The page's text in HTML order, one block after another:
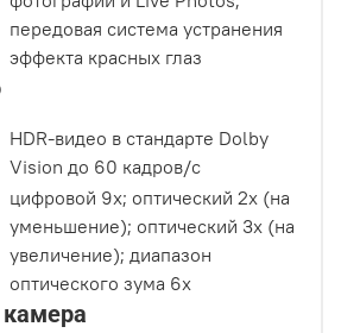
передовая система устранения
эффекта красных глаз
HDR‑видео в стандарте Dolby
Vision до 60 кадров/с
цифровой 9х; оптический 2x (на
уменьшение); оптический 3x (на
увеличение); диапазон
оптического зума 6x